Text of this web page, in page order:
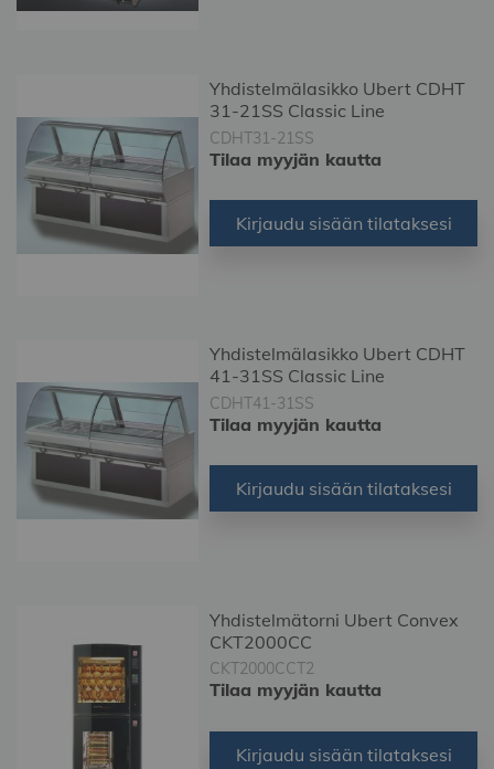
Yhdistelmälasikko Ubert CDHT
31-21SS Classic Line
CDHT31-21SS
Tilaa myyjän kautta
Kirjaudu sisään tilataksesi
Yhdistelmälasikko Ubert CDHT
41-31SS Classic Line
CDHT41-31SS
Tilaa myyjän kautta
Kirjaudu sisään tilataksesi
Yhdistelmätorni Ubert Convex
CKT2000CC
CKT2000CCT2
Tilaa myyjän kautta
Kirjaudu sisään tilataksesi